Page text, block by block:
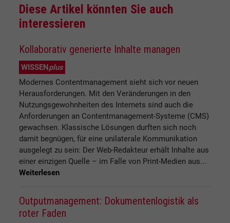
Diese Artikel könnten Sie auch
interessieren
Kollaborativ generierte Inhalte managen
WISSENplus
Modernes Contentmanagement sieht sich vor neuen
Herausforderungen. Mit den Veränderungen in den
Nutzungsgewohnheiten des Internets sind auch die
Anforderungen an Contentmanagement-Systeme (CMS)
gewachsen. Klassische Lösungen durften sich noch
damit begnügen, für eine unilaterale Kommunikation
ausgelegt zu sein: Der Web-Redakteur erhält Inhalte aus
einer einzigen Quelle – im Falle von Print-Medien aus...
Weiterlesen
Outputmanagement: Dokumentenlogistik als
roter Faden